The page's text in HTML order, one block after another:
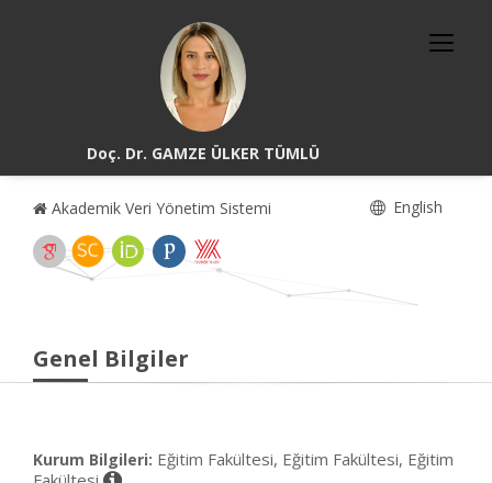
Doç. Dr. GAMZE ÜLKER TÜMLÜ
Akademik Veri Yönetim Sistemi English
Genel Bilgiler
Kurum Bilgileri: Eğitim Fakültesi, Eğitim Fakültesi, Eğitim